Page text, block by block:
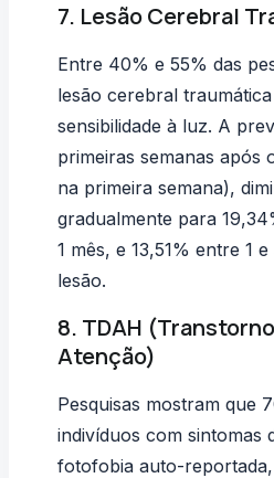
7. Lesão Cerebral
Entre 40% e 55% das
lesão cerebral
sensibilidade à luz. A
primeiras semanas após
na primeira semana),
gradualmente para
1 mês, e 13,51% entre 1
lesão.
8. TDAH
Atenção)
Pesquisas mostram que
indivíduos com sintomas
fotofobia auto-